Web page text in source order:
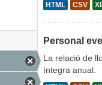
HTML CSV
Personal
La relació de
íntegra anual.